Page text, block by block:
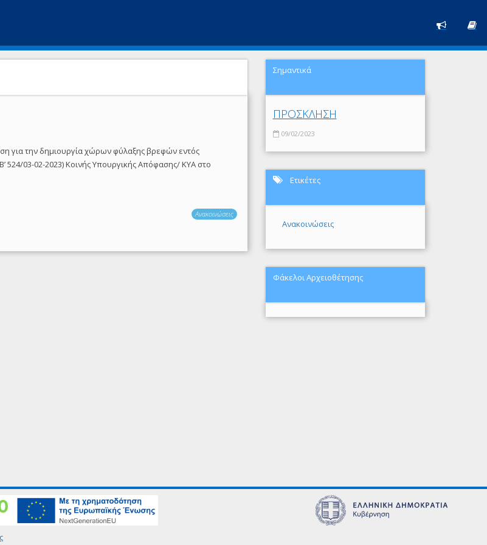
την δημιουργία χώρων φύλαξης βρεφών εντός
524/03-02-2023) Κοινής Υπουργικής Απόφασης/ ΚΥΑ στο
Ανακοινώσεις
Σημαντικά
ΠΡΟΣΚΛΗΣΗ
09/02/2023
Ετικέτες
Ανακοινώσεις
Φάκελοι Αρχειοθέτησης